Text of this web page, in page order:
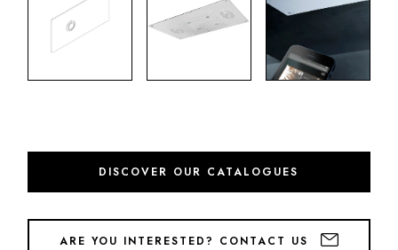
DISCOVER OUR CATALOGUES
ARE YOU INTERESTED? CONTACT US